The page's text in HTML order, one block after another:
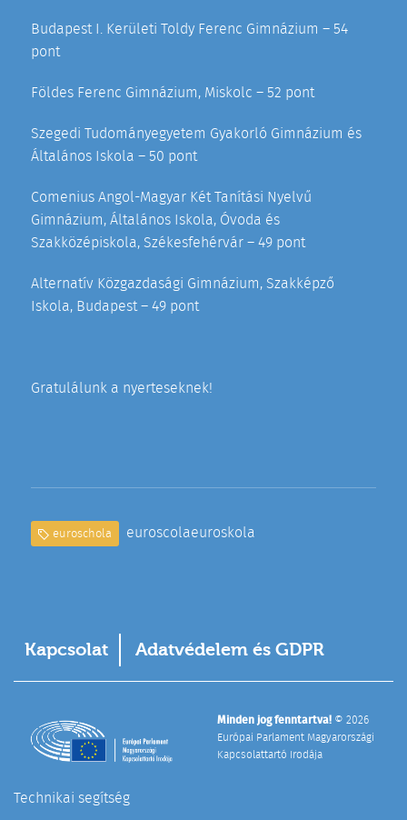
Budapest I. Kerületi Toldy Ferenc Gimnázium – 54
pont
Földes Ferenc Gimnázium, Miskolc – 52 pont
Szegedi Tudományegyetem Gyakorló Gimnázium és
Általános Iskola – 50 pont
Comenius Angol-Magyar Két Tanítási Nyelvű
Gimnázium, Általános Iskola, Óvoda és
Szakközépiskola, Székesfehérvár – 49 pont
Alternatív Közgazdasági Gimnázium, Szakképző
Iskola, Budapest – 49 pont
Gratulálunk a nyerteseknek!
euroschola euroscolaeuroskola
Kapcsolat Adatvédelem és GDPR
Minden jog fenntartva! © 2026
Európai Parlament Magyarországi
Kapcsolattartó Irodája
Technikai segítség